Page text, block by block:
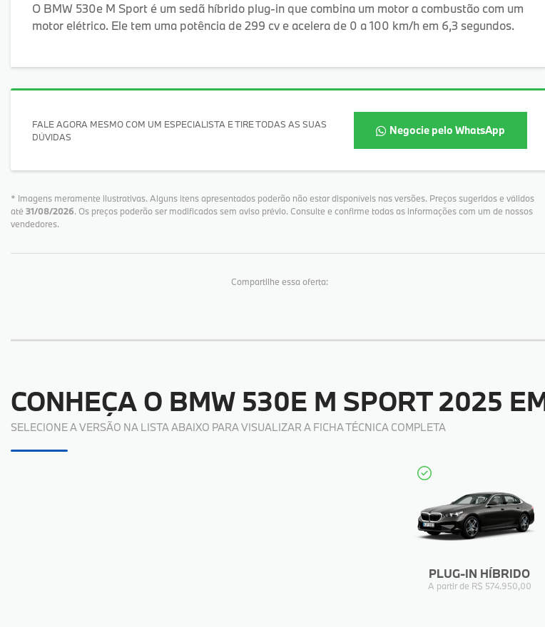
O BMW 530e M Sport é um sedã híbrido plug-in que combina um motor a combustão com um
motor elétrico. Ele tem uma potência de 299 cv e acelera de 0 a 100 km/h em 6,3 segundos.
FALE AGORA MESMO COM UM ESPECIALISTA E TIRE TODAS AS SUAS
DÚVIDAS
Negocie pelo WhatsApp
* Imagens meramente ilustrativas. Alguns itens apresentados poderão não estar disponíveis nas versões. Preços sugeridos e válidos
até 31/08/2026. Os preços poderão ser modificados sem aviso prévio. Consulte e confirme todas as informações com um de nossos
vendedores.
Compartilhe essa oferta:
CONHEÇA O BMW 530E M SPORT 2025
SELECIONE A VERSÃO NA LISTA ABAIXO PARA VISUALIZAR A FICHA TÉCNICA COMPLETA
PLUG-IN HÍBRIDO
A partir de R$ 574.950,00